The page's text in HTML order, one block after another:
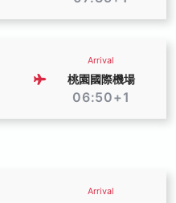
Arrival
桃園國際機場
06:50+1
Arrival